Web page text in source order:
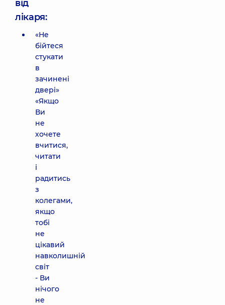
від
лікаря:
«Не
бійтеся
стукати
в
зачинені
двері»
«Якщо
Ви
не
хочете
вчитися,
читати
і
радитись
з
колегами,
якщо
тобі
не
цікавий
навколишній
світ
- Ви
нічого
не